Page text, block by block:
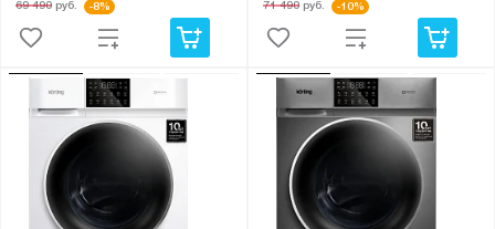
69 490руб. -8% 71 490руб. -10%